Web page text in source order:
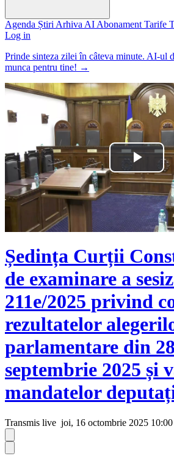
Agenda Știri Arhiva AI Abonament Tarife
Log in
Prinde sinteza zilei în câteva minute. AI-ul
munca pentru tine! →
Play
Ședința Curții
de examinare a
211e/2025 privind
rezultatelor
parlamentare din 28
septembrie 2025 și
mandatelor
Transmis live joi, 16 octombrie 2025 10:00